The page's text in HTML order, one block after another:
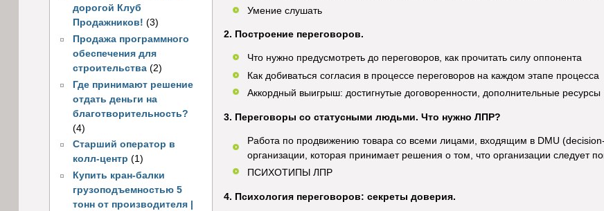
дорогой Клуб
Продажников! (3)
Продажа программного
обеспечения для
строительства (2)
Где принимают решение
отдать деньги на
благотворительность?
(4)
Старший оператор в
колл-центр (1)
Купить кран-балки
грузоподъемностью 5
тонн от производителя |
Умение слушать
2. Построение переговоров.
Что нужно предусмотреть до переговоров, как прочитать силу оппонента
Как добиваться согласия в процессе переговоров на каждом этапе процесса
Аккордный выигрыш: достигнутые договоренности, дополнительные ресурсы
3. Переговоры со статусными людьми. Что нужно ЛПР?
Работа по продвижению товара со всеми лицами, входящим в DMU
организации, которая принимает решения о том, что организации следует
ПСИХОТИПЫ ЛПР
4. Психология переговоров: секреты доверия.